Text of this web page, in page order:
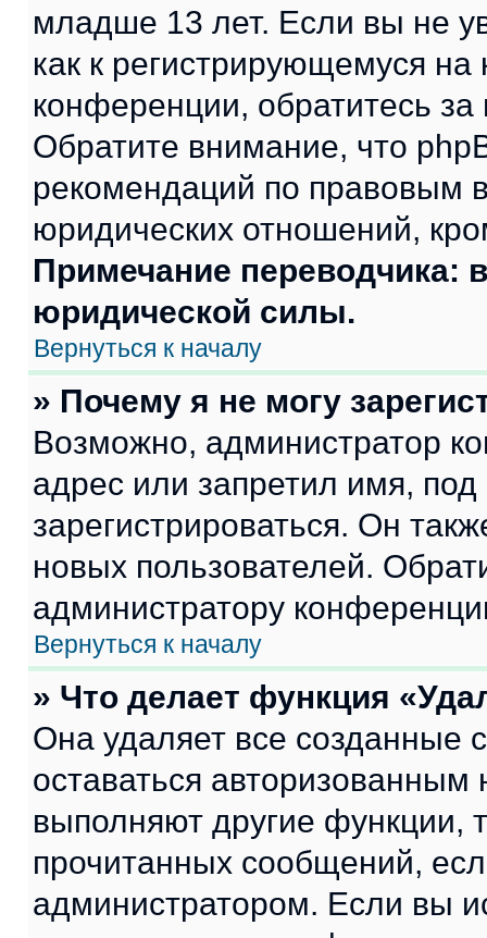
младше 13 лет. Если вы не
как к регистрирующемуся
конференции, обратитесь
Обратите внимание, что
рекомендаций по правовым
юридических отношений,
Примечание переводчика:
юридической силы.
Вернуться к началу
» Почему я не могу
Возможно, администратор
адрес или запретил имя,
зарегистрироваться. Он
новых пользователей.
администратору
Вернуться к началу
» Что делает функция
Она удаляет все созданные
оставаться
выполняют другие функции,
прочитанных сообщений,
администратором. Если вы